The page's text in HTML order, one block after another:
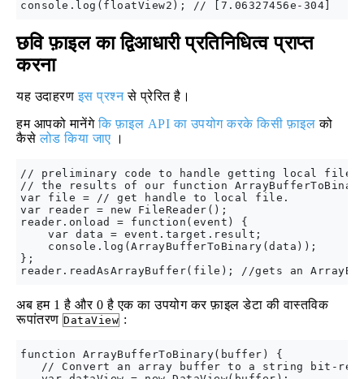
छवि फ़ाइल का द्विआधारी प्रतिनिधित्व प्राप्त
करना
यह उदाहरणइस प्रश्नसे प्रेरित है।
हम आपको मानेंगेकि फ़ाइल API का उपयोग करके किसी फ़ाइल को
कैसेलोड किया जाए ।
// preliminary code to handle getting local file
// the results of our function
var file = // get handle to local file.
var reader = new FileReader();
reader.onload = function(event) {
    var data = event.target.result;
    console.log(ArrayBufferToBinary(data));
};
अब हम 1 है और 0 है एक का उपयोग कर फ़ाइल डेटा की वास्तविक
रूपांतरण DataView :
function ArrayBufferToBinary(buffer) {
// Convert an array buffer to a string bit-